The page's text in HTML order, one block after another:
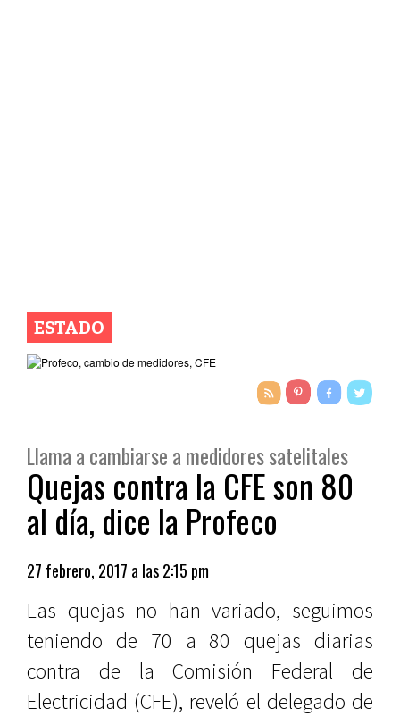
ESTADO
Llama a cambiarse a medidores satelitales
Quejas contra la CFE son 80
al día, dice la Profeco
27 febrero, 2017 a las 2:15 pm
Las quejas no han variado, seguimos
teniendo de 70 a 80 quejas diarias
contra de la Comisión Federal de
Electricidad (CFE), reveló el delegado de